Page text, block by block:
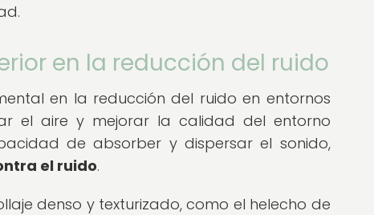
en la reducción del ruido
en la reducción del ruido en entornos
el aire y mejorar la calidad del entorno
de absorber y dispersar el sonido,
el ruido.
denso y texturizado, como el helecho de